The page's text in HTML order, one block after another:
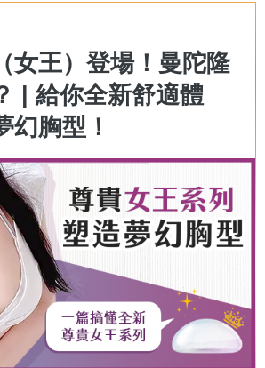
女王）登場！曼陀隆
| 給你全新舒適體
幻胸型！